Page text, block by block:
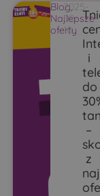
Blog,
Najlepsze
oferty
2025-
02-
10
i
do
–
z